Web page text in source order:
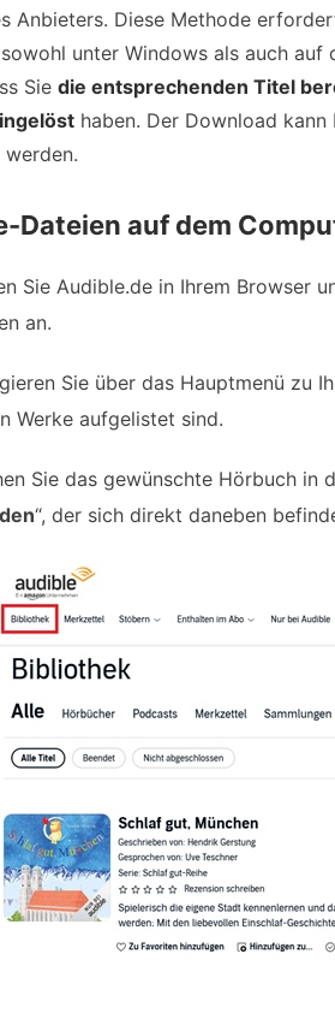
Anbieters. Diese Methode
unter Windows als auch auf
Sie die entsprechenden Titel
haben. Der Download
Dateien auf dem
Sie Audible.de in Ihrem Browser
an.
Sie über das Hauptmenü zu
Werke aufgelistet sind.
Sie das gewünschte Hörbuch in
“, der sich direkt daneben